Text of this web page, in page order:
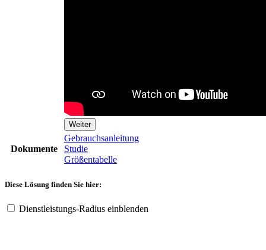
Weiter
Dokumente
Gebrauchsanleitung
Studie
Größentabelle
Diese Lösung finden Sie hier:
Dienstleistungs-Radius einblenden